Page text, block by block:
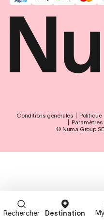
Rechercher Destination
Conditions générales Politique
© Numa Group